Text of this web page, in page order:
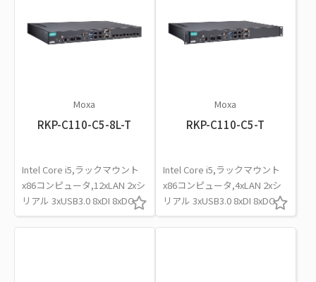
Moxa
RKP-C110-C5-8L-T
Intel Core i5,ラックマウント
x86コンピュータ,12xLAN 2xシ
リアル 3xUSB3.0 8xDI 8xDO
Moxa
RKP-C110-C5-T
Intel Core i5,ラックマウント
x86コンピュータ,4xLAN 2xシ
リアル 3xUSB3.0 8xDI 8xDO